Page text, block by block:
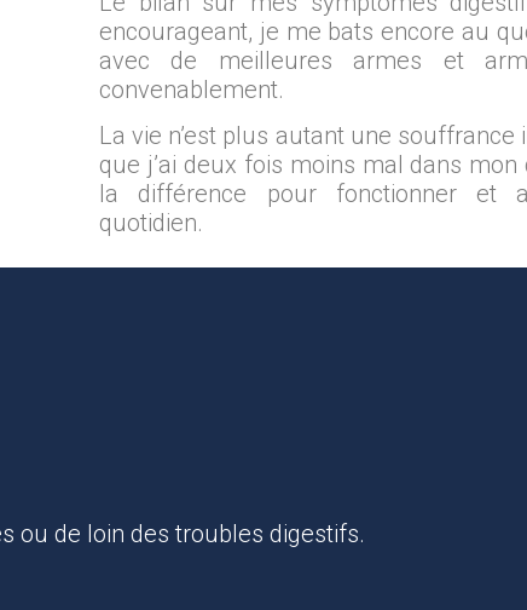
encourageant, je me bats encore au
avec de meilleures armes et
convenablement.
La vie n’est plus autant une
que j’ai deux fois moins mal dans
la différence pour fonctionner et
quotidien.
ou de loin des troubles digestifs.